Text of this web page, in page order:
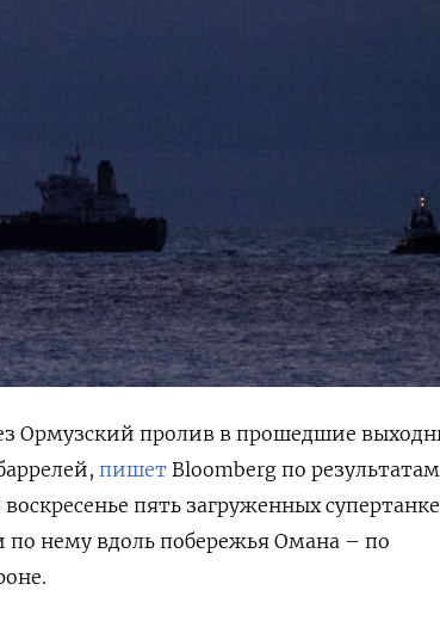
Ормузский пролив в прошедшие
пишет Bloomberg по результатам
пять загруженных
по нему вдоль побережья Омана – по